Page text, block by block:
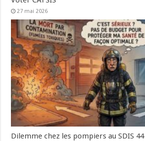
27 mai 2026
Dilemme chez les pompiers au SDIS 44